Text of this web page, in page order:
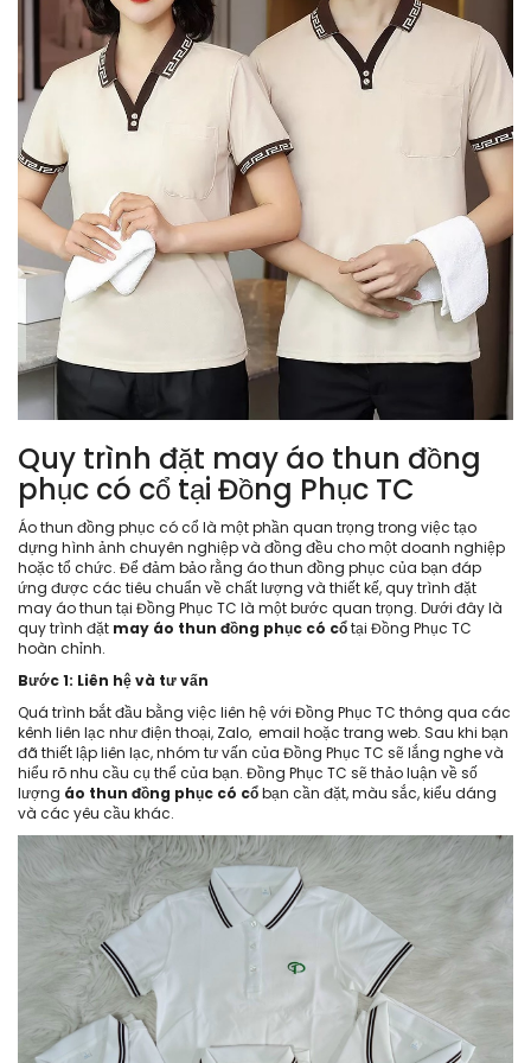
Quy trình đặt may áo thun đồng
phục có cổ tại Đồng Phục TC
Áo thun đồng phục có cổ là một phần quan trọng trong việc tạo
dựng hình ảnh chuyên nghiệp và đồng đều cho một doanh nghiệp
hoặc tổ chức. Để đảm bảo rằng áo thun đồng phục của bạn đáp
ứng được các tiêu chuẩn về chất lượng và thiết kế, quy trình đặt
may áo thun tại Đồng Phục TC là một bước quan trọng. Dưới đây là
quy trình đặt may áo thun đồng phục có cổtại Đồng Phục TC
hoàn chỉnh.
Bước 1: Liên hệ và tư vấn
Quá trình bắt đầu bằng việc liên hệ với Đồng Phục TC thông qua các
kênh liên lạc như điện thoại, Zalo, email hoặc trang web. Sau khi bạn
đã thiết lập liên lạc, nhóm tư vấn của Đồng Phục TC sẽ lắng nghe và
hiểu rõ nhu cầu cụ thể của bạn. Đồng Phục TC sẽ thảo luận về số
lượng áo thun đồng phục có cổbạn cần đặt, màu sắc, kiểu dáng
và các yêu cầu khác.